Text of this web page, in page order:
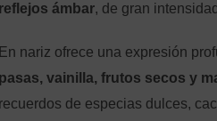
reflejos ámbar, de gran
En nariz ofrece una expresión
pasas, vainilla, frutos secos y
recuerdos de especias dulces,